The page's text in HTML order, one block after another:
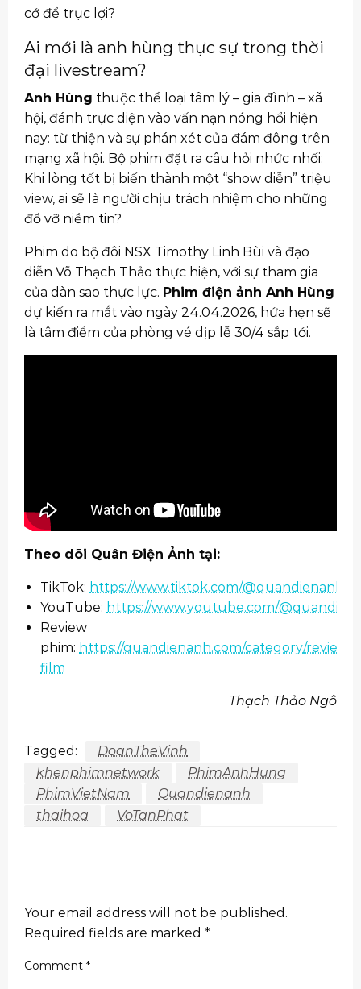
cớ để trục lợi?
Ai mới là anh hùng thực sự trong thời
đại livestream?
Anh Hùng thuộc thể loại tâm lý – gia đình – xã
hội, đánh trực diện vào vấn nạn nóng hổi hiện
nay: từ thiện và sự phán xét của đám đông trên
mạng xã hội. Bộ phim đặt ra câu hỏi nhức nhối:
Khi lòng tốt bị biến thành một “show diễn” triệu
view, ai sẽ là người chịu trách nhiệm cho những
đổ vỡ niềm tin?
Phim do bộ đôi NSX Timothy Linh Bùi và đạo
diễn Võ Thạch Thảo thực hiện, với sự tham gia
của dàn sao thực lực. Phim điện ảnh Anh Hùng
dự kiến ra mắt vào ngày 24.04.2026, hứa hẹn sẽ
là tâm điểm của phòng vé dịp lễ 30/4 sắp tới.
Theo dõi Quân Điện Ảnh tại:
TikTok: https://www.tiktok.com/@quandienanh
YouTube: https://www.youtube.com/
Review
phim: https://quandienanh.com/category/review-
film
Thạch Thảo Ngô
Tagged:
DoanTheVinh
khenphimnetwork
PhimAnhHung
PhimVietNam
Quandienanh
thaihoa
VoTanPhat
Your email address will not be published.
Required fields are marked *
Comment *